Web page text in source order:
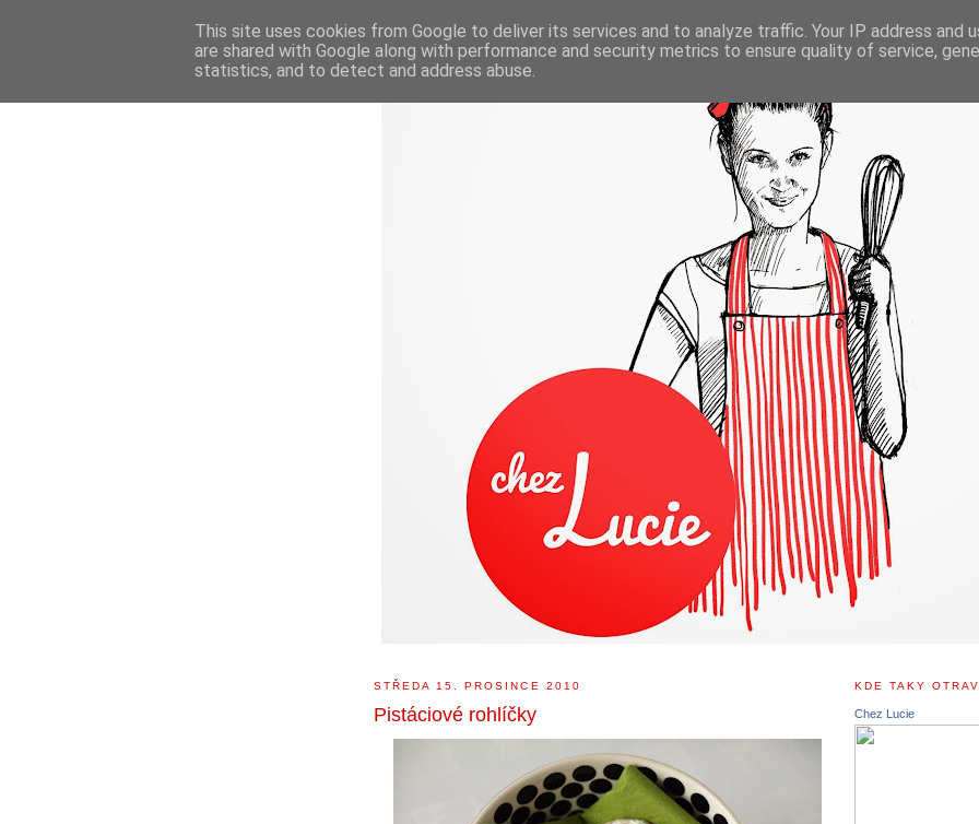
STŘEDA 15. PROSINCE 2010
Pistáciové rohlíčky
KDE TAKY
Chez Lucie
This site uses cookies from Google to deliver its services and to analyze traffic. Your IP address and
are shared with Google along with performance and security metrics to ensure quality of service,
statistics, and to detect and address abuse.